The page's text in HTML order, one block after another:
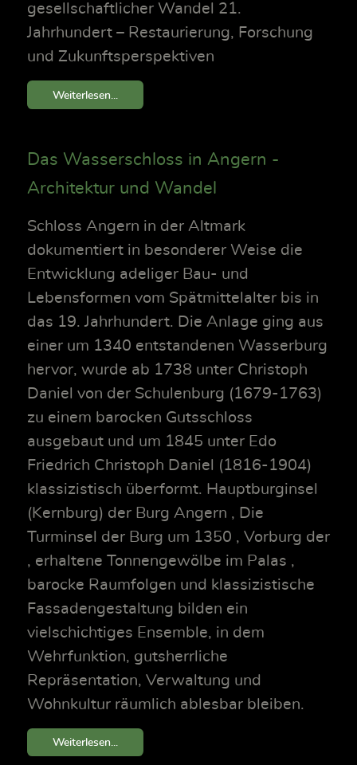
gesellschaftlicher Wandel 21.
Jahrhundert – Restaurierung, Forschung
und Zukunftsperspektiven
Weiterlesen...
Das Wasserschloss in Angern -
Architektur und Wandel
Schloss Angern in der Altmark
dokumentiert in besonderer Weise die
Entwicklung adeliger Bau- und
Lebensformen vom Spätmittelalter bis in
das 19. Jahrhundert. Die Anlage ging aus
einer um 1340 entstandenen Wasserburg
hervor, wurde ab 1738 unter Christoph
Daniel von der Schulenburg (1679-1763)
zu einem barocken Gutsschloss
ausgebaut und um 1845 unter Edo
Friedrich Christoph Daniel (1816-1904)
klassizistisch überformt. Hauptburginsel
(Kernburg) der Burg Angern , Die
Turminsel der Burg um 1350 , Vorburg der
, erhaltene Tonnengewölbe im Palas ,
barocke Raumfolgen und klassizistische
Fassadengestaltung bilden ein
vielschichtiges Ensemble, in dem
Wehrfunktion, gutsherrliche
Repräsentation, Verwaltung und
Wohnkultur räumlich ablesbar bleiben.
Weiterlesen...